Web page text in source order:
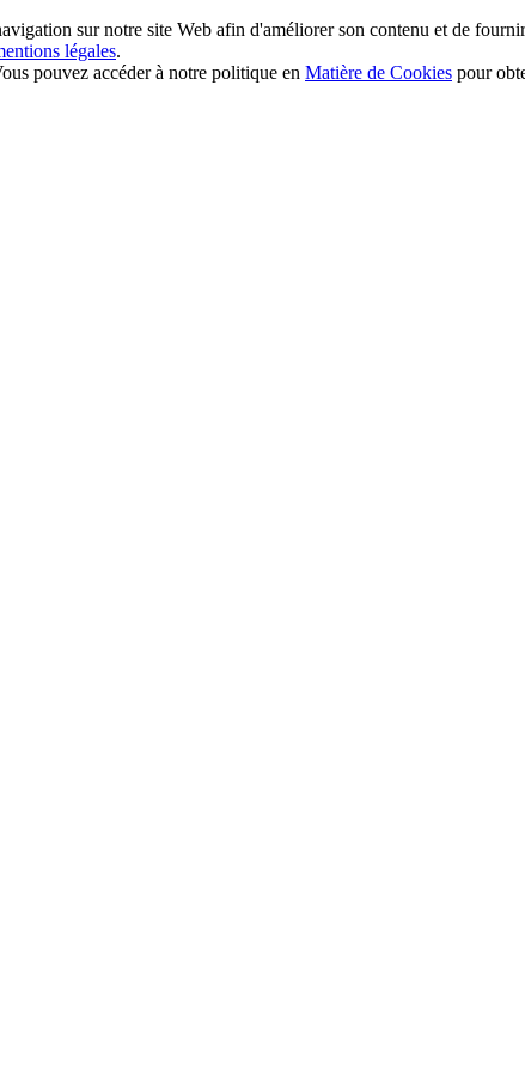
sur notre site Web afin d'améliorer son contenu et de
légales.
pouvez accéder à notre politique en Matière de Cookies pour